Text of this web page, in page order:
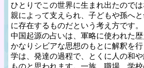
ひとりでこの世界に生まれ出たので
親によって支えられ、子どもや孫へ
に存在するものだという考え方です。
中国起源の占いは、軍略に使われた歴
かなりシビアな思想のもとに解釈を
学は、発達の過程で、とくに人の和
ものと思われます。一族、職場、学